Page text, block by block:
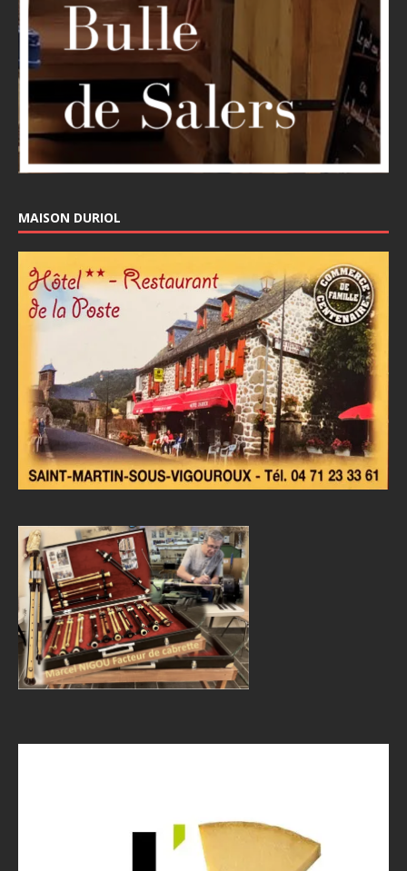
MAISON DURIOL